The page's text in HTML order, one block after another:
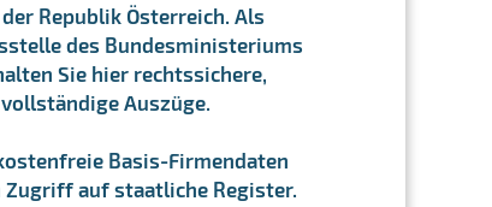
Republik Österreich. Als
des Bundesministeriums
Sie hier rechtssichere,
Auszüge.
Basis-Firmendaten
Zugriff auf staatliche Register.